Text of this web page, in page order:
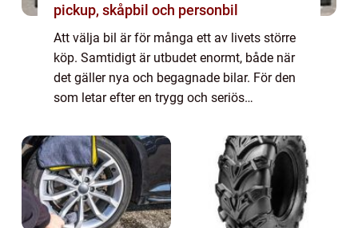
pickup, skåpbil och personbil
Att välja bil är för många ett av livets större
köp. Samtidigt är utbudet enormt, både när
det gäller nya och begagnade bilar. För den
som letar efter en trygg och seriös
som gör valet enklare allt från urva...